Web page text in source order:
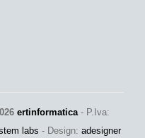
ertinformatica- P.Iva:
labs - Design: adesigner